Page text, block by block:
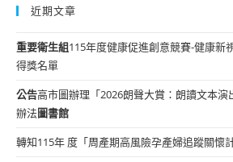
近期文章
重要衛生組115年度健康促進創意競賽-健康新
得獎名單
公告高市圖辦理「2026朗聲大賞：朗讀文本
辦法圖書館
轉知115年 度「周產期高風險孕產婦追蹤關懷